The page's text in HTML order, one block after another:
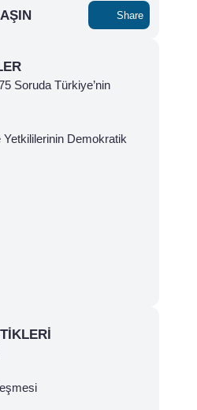
Share
Soruda Türkiye’nin
Demokratik